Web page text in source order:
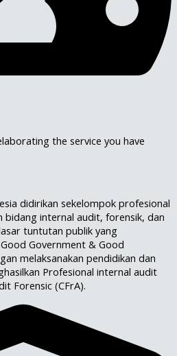
the service you have
didirikan sekelompok profesional
bidang internal audit, forensik, dan
tuntutan publik yang
Government & Good
melaksanakan pendidikan dan
Profesional internal audit
Forensic (CFrA).